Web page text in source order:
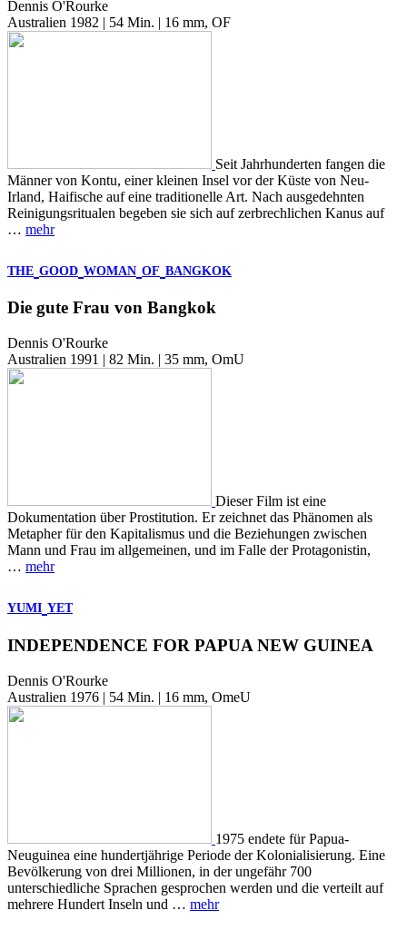
Dennis O'Rourke
Australien 1982 | 54 Min. | 16 mm, OF
Seit Jahrhunderten fangen die
Männer von Kontu, einer kleinen Insel vor der Küste von Neu-
Irland, Haifische auf eine traditionelle Art. Nach ausgedehnten
Reinigungsritualen begeben sie sich auf zerbrechlichen Kanus auf
… mehr
THE GOOD WOMAN OF BANGKOK
Die gute Frau von Bangkok
Dennis O'Rourke
Australien 1991 | 82 Min. | 35 mm, OmU
Dieser Film ist eine
Dokumentation über Prostitution. Er zeichnet das Phänomen als
Metapher für den Kapitalismus und die Beziehungen zwischen
Mann und Frau im allgemeinen, und im Falle der Protagonistin,
… mehr
YUMI YET
INDEPENDENCE FOR PAPUA NEW GUINEA
Dennis O'Rourke
Australien 1976 | 54 Min. | 16 mm, OmeU
1975 endete für Papua-
Neuguinea eine hundertjährige Periode der Kolonialisierung. Eine
Bevölkerung von drei Millionen, in der ungefähr 700
unterschiedliche Sprachen gesprochen werden und die verteilt auf
mehrere Hundert Inseln und … mehr